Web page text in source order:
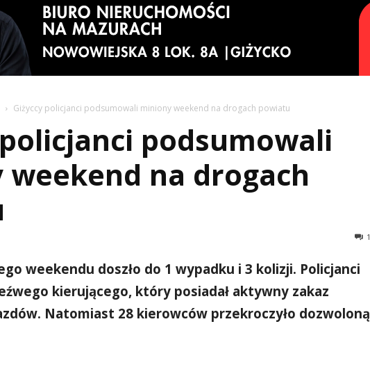
Giżyccy policjanci podsumowali miniony weekend na drogach powiatu
podsumowali
na drogach
1
weekendu doszło do 1 wypadku i 3 kolizji. Policjanci
kierującego, który posiadał aktywny zakaz
Natomiast 28 kierowców przekroczyło dozwoloną